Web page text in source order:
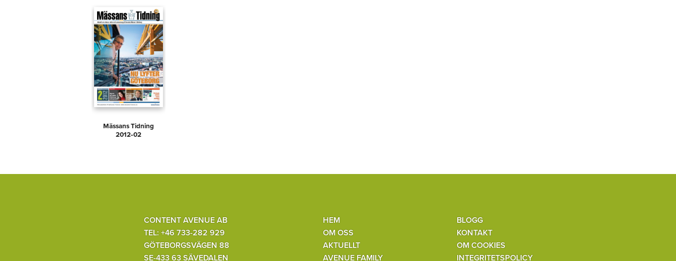
Mässans Tidning
2012‑02
CONTENT AVENUE AB
TEL: +46 733-282 929
GÖTEBORGSVÄGEN 88
SE-433 63 SÄVEDALEN
HEM
OM OSS
AKTUELLT
AVENUE FAMILY
BLOGG
KONTAKT
OM COOKIES
INTEGRITETSPOLICY